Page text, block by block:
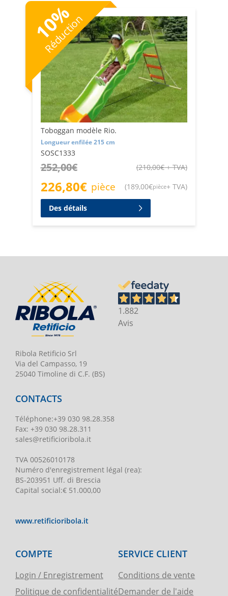
10
%
Réduction
Toboggan modèle Rio.
Longueur enfilée 215 cm
SOSC1333
252,00€ (210,00€+ TVA)
226,80€ pièce (189,00€pièce+ TVA)
Des détails
Ribola Retificio Srl
Via del Campasso, 19
25040 Timoline di C.F. (BS)
1.882
Avis
CONTACTS
Téléphone:+39 030 98.28.358
Fax: +39 030 98.28.311
sales@retificioribola.it
TVA 00526010178
Numéro d'enregistrement légal (rea):
BS-203951 Uff. di Brescia
Capital social:€ 51.000,00
www.retificioribola.it
COMPTE
Login / Enregistrement
Politique de confidentialité
SERVICE CLIENT
Conditions de vente
Demander de l'aide